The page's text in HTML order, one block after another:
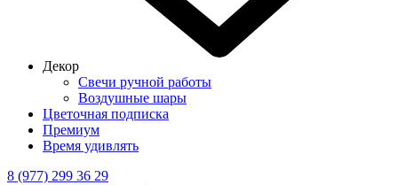
Декор
Свечи ручной работы
Воздушные шары
Цветочная подписка
Премиум
Время удивлять
8 (977) 299 36 29